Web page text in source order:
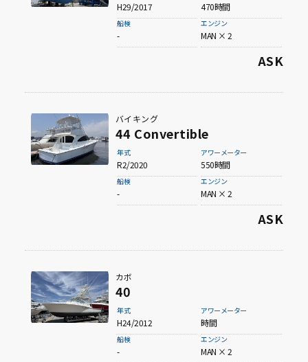
Boston Whaler Toyota Marine
その他メーカー
フィッシングボート
サロンクルーザー
フィートから探す
H29/2017 470時間
船検
-
エンジン
MAN × 2
ASK
バイキング
44 Convertible
年式
R2/2020
アワーメーター
550時間
船検
-
エンジン
MAN × 2
ASK
カボ
40
年式
H24/2012
アワーメーター
時間
船検
-
エンジン
MAN × 2